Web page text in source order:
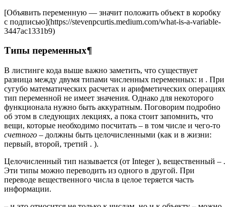
[Объявить переменную — значит положить объект в коробку
с подписью](https://stevenpcurtis.medium.com/what-is-a-variable-
3447ac1331b9)
Типы переменных¶
В листинге кода выше важно заметить, что существует
разница между двумя типами численных переменных: и . При
сугубо математических расчетах и арифметических операциях
тип переменной не имеет значения. Однако для некоторого
функционала нужно быть аккуратным. Поговорим подробно
об этом в следующих лекциях, а пока стоит запомнить, что
вещи, которые необходимо посчитать – в том числе и чего-то
счетного – должны быть целочисленными (как и в жизни:
первый, второй, третий . ).
Целочисленный тип называется (от Integer ), вещественный – .
Эти типы можно переводить из одного в другой. При
переводе вещественного числа в целое теряется часть
информации.